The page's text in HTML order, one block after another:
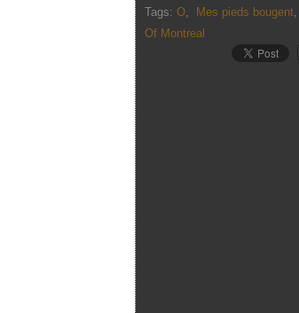
Tags: O, Mes pieds bougent,
Of Montreal